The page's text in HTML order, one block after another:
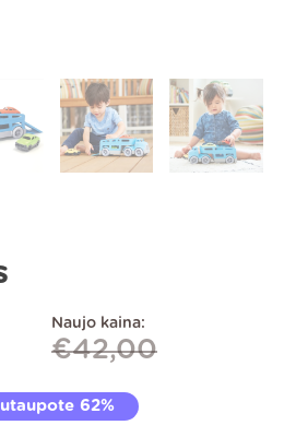
Naujo kaina:
€42,00
62%